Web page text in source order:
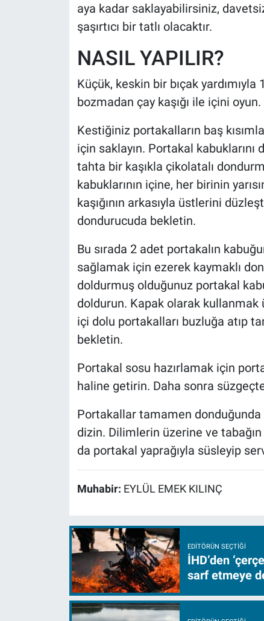
aya kadar saklayabilirsiniz,
şaşırtıcı bir tatlı olacaktır.
NASIL YAPILIR?
Küçük, keskin bir bıçak
bozmadan çay kaşığı ile içini
Kestiğiniz portakalların baş
için saklayın. Portakal
tahta bir kaşıkla çikolatalı
kabuklarının içine, her birinin
kaşığının arkasıyla üstlerini
dondurucuda bekletin.
Bu sırada 2 adet portakalın
sağlamak için ezerek kaymaklı
doldurmuş olduğunuz portakal
doldurun. Kapak olarak kullanmak
içi dolu portakalları buzluğa atıp
bekletin.
Portakal sosu hazırlamak için
haline getirin. Daha sonra
Portakallar tamamen
dizin. Dilimlerin üzerine ve
da portakal yaprağıyla süsleyip
Muhabir: EYLÜL EMEK KILINÇ
EDITÖRÜN SEÇTIĞI
İHD’den
sarf etmeye